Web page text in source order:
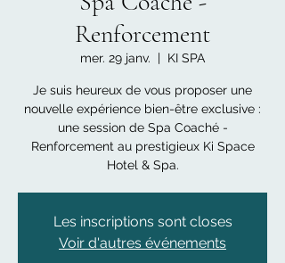
Renforcement
mer. 29 janv.
  |
KI SPA
Je suis heureux de vous proposer une
nouvelle expérience bien-être exclusive :
une session de Spa Coaché -
Renforcement au prestigieux Ki Space
Hotel & Spa.
Les inscriptions sont closes
Voir d'autres événements